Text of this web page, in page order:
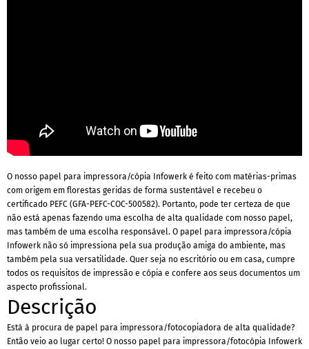
O nosso papel para impressora/cópia Infowerk é feito com matérias-primas
com origem em florestas geridas de forma sustentável e recebeu o
certificado PEFC (GFA-PEFC-COC-500582). Portanto, pode ter certeza de que
não está apenas fazendo uma escolha de alta qualidade com nosso papel,
mas também de uma escolha responsável. O papel para impressora/cópia
Infowerk não só impressiona pela sua produção amiga do ambiente, mas
também pela sua versatilidade. Quer seja no escritório ou em casa, cumpre
todos os requisitos de impressão e cópia e confere aos seus documentos um
aspecto profissional.
Descrição
Está à procura de papel para impressora/fotocopiadora de alta qualidade?
Então veio ao lugar certo! O nosso papel para impressora/fotocópia Infowerk